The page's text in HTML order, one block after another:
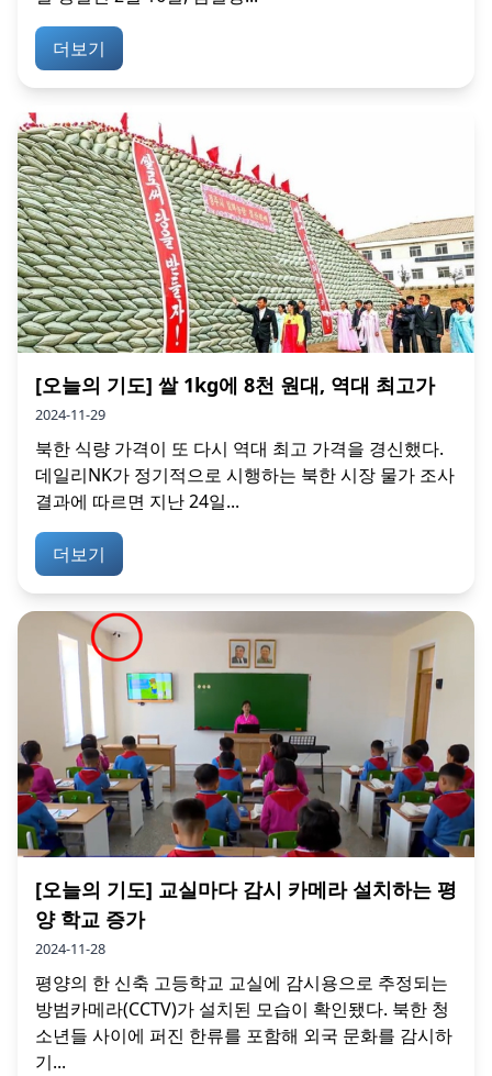
더보기
[오늘의 기도] 쌀 1kg에 8천 원대, 역대 최고가
2024-11-29
북한 식량 가격이 또 다시 역대 최고 가격을 경신했다.
데일리NK가 정기적으로 시행하는 북한 시장 물가 조사
결과에 따르면 지난 24일...
더보기
[오늘의 기도] 교실마다 감시 카메라 설치하는 평
양 학교 증가
2024-11-28
평양의 한 신축 고등학교 교실에 감시용으로 추정되는
방범카메라(CCTV)가 설치된 모습이 확인됐다. 북한 청
소년들 사이에 퍼진 한류를 포함해 외국 문화를 감시하
기...